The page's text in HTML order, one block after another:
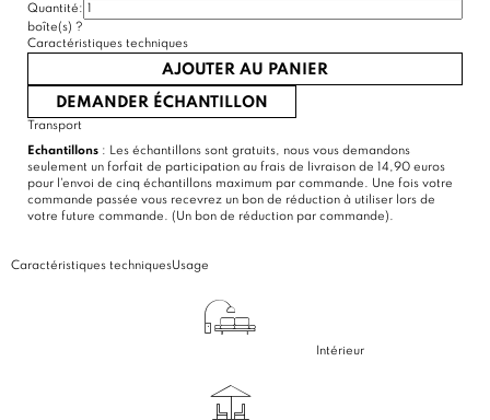
Quantité:
boîte(s) ?
Caractéristiques techniques
AJOUTER AU PANIER
DEMANDER ÉCHANTILLON
Transport
Echantillons : Les échantillons sont gratuits, nous vous demandons
seulement un forfait de participation au frais de livraison de 14,90 euros
pour l'envoi de cinq échantillons maximum par commande. Une fois votre
commande passée vous recevrez un bon de réduction à utiliser lors de
votre future commande. (Un bon de réduction par commande).
Caractéristiques techniquesUsage
Intérieur